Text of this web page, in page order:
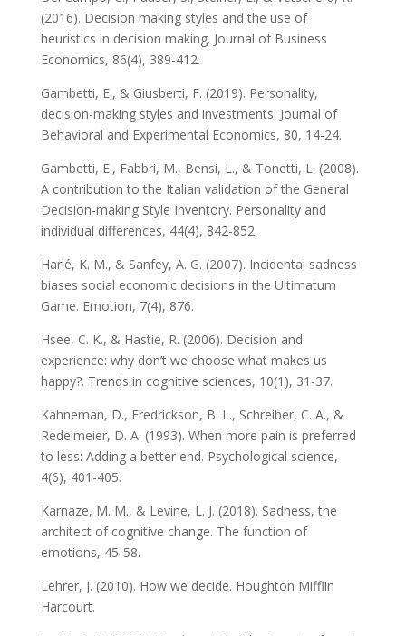
(2016). Decision making styles and the use of
heuristics in decision making. Journal of Business
Economics, 86(4), 389-412.
Gambetti, E., & Giusberti, F. (2019). Personality,
decision-making styles and investments. Journal of
Behavioral and Experimental Economics, 80, 14-24.
Gambetti, E., Fabbri, M., Bensi, L., & Tonetti, L. (2008).
A contribution to the Italian validation of the General
Decision-making Style Inventory. Personality and
individual differences, 44(4), 842-852.
Harlé, K. M., & Sanfey, A. G. (2007). Incidental sadness
biases social economic decisions in the Ultimatum
Game. Emotion, 7(4), 876.
Hsee, C. K., & Hastie, R. (2006). Decision and
experience: why don’t we choose what makes us
happy?. Trends in cognitive sciences, 10(1), 31-37.
Kahneman, D., Fredrickson, B. L., Schreiber, C. A., &
Redelmeier, D. A. (1993). When more pain is preferred
to less: Adding a better end. Psychological science,
4(6), 401-405.
Karnaze, M. M., & Levine, L. J. (2018). Sadness, the
architect of cognitive change. The function of
emotions, 45-58.
Lehrer, J. (2010). How we decide. Houghton Mifflin
Harcourt.